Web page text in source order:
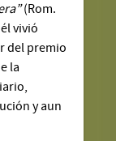
(Rom.
vivió
del premio
la
y aun